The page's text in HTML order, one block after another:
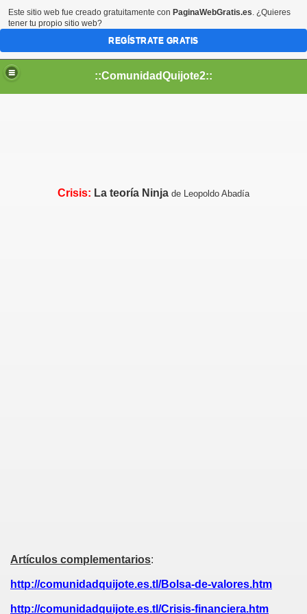
::ComunidadQuijote2::
Crisis: La teoría Ninja de Leopoldo Abadía
Artículos complementarios:
http://comunidadquijote.es.tl/Bolsa-de-valores.htm
http://comunidadquijote.es.tl/Crisis-financiera.htm
Este sitio web fue creado gratuitamente con PaginaWebGratis.es. ¿Quieres
tener tu propio sitio web?
REGÍSTRATE GRATIS